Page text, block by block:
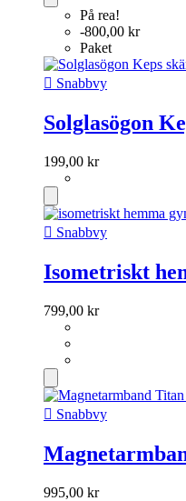
På rea!
-800,00 kr
Paket
 Snabbvy
Solglasögon
199,00 kr
 Snabbvy
Isometriskt
799,00 kr
 Snabbvy
995,00 kr